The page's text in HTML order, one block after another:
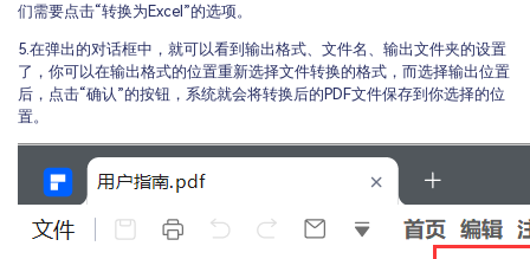
们需要点击“转换为Excel”的选项。
5.在弹出的对话框中，就可以看到输出格式、文件名、输出文件夹的设置
了，你可以在输出格式的位置重新选择文件转换的格式，而选择输出位置
后，点击“确认”的按钮，系统就会将转换后的PDF文件保存到你选择的位
置。